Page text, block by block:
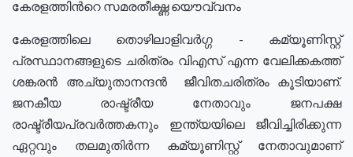
കേരളത്തിൻറെ സമരതീക്ഷ്ണ യൌവ്വനം
കേരളത്തിലെ തൊഴിലാളിവർഗ്ഗ - കമ്യൂണിസ്റ്റ്
പ്രസ്ഥാനങ്ങളുടെ ചരിത്രം വിഎസ് എന്ന വേലിക്കകത്ത്
ശങ്കരൻ അച്യുതാനന്ദൻ ജീവിതചരിത്രം കൂടിയാണ്.
ജനകീയ രാഷ്ട്രീയ നേതാവും ജനപക്ഷ
രാഷ്ട്രീയപ്രവർത്തകനും ഇന്ത്യയിലെ ജീവിച്ചിരിക്കുന്ന
ഏറ്റവും തലമുതിർന്ന കമ്യൂണിസ്റ്റ് നേതാവുമാണ്